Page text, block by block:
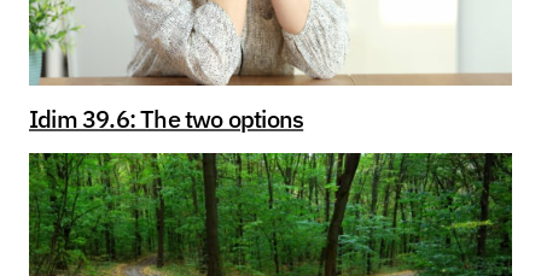
Idim 39.6: The two options